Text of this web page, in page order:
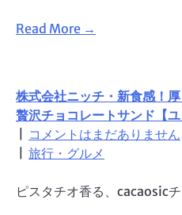
Read More →
株式会社ニッチ・新食感！
贅沢チョコレートサンド【ユ
コメントはまだありません
旅行・グルメ
ピスタチオ香る、cacaosic